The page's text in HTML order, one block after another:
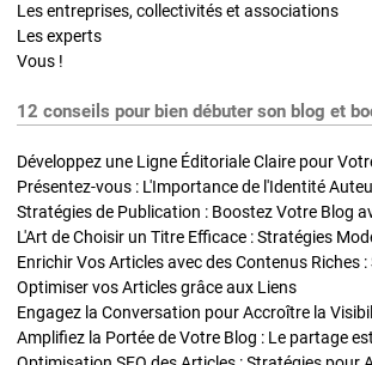
Les entreprises, collectivités et associations
Les experts
Vous !
12 conseils pour bien débuter son blog et
Développez une Ligne Éditoriale Claire pour
Présentez-vous : L'Importance de l'Identité
L'Art de Choisir un Titre Efficace : Stratégies
Optimiser vos Articles grâce aux Liens
Engagez la Conversation pour Accroître la
Amplifiez la Portée de Votre Blog : Le partage